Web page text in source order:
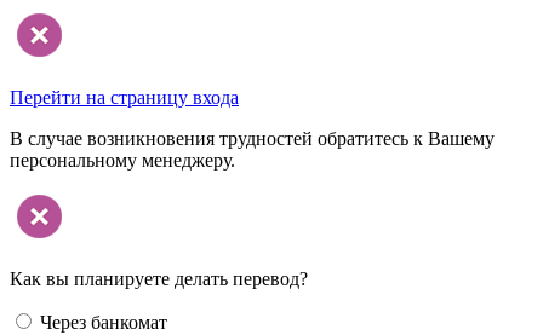
Перейти на страницу входа
В случае возникновения трудностей обратитесь к Вашему
персональному менеджеру.
Как вы планируете делать перевод?
Через банкомат